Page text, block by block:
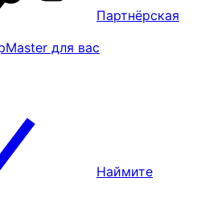
Партнёрская
для вас
Наймите